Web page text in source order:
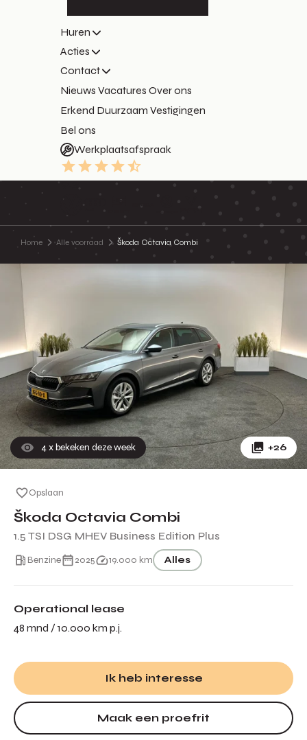
Huren
Acties
Contact
Nieuws Vacatures Over ons
Erkend Duurzaam Vestigingen
Bel ons
Werkplaatsafspraak
9.3
Home Alle voorraad Škoda Octavia Combi
4x bekeken deze week +26
Opslaan
Škoda Octavia Combi
1.5 TSI DSG MHEV Business Edition Plus
Benzine 2025 19.000 km Alles
Operational lease
48 mnd / 10.000 km p.j.
Ik heb interesse
Maak een proefrit